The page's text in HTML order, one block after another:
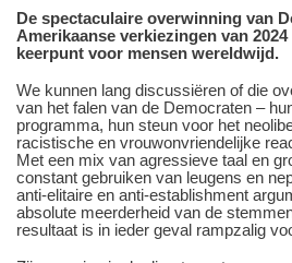
De spectaculaire overwinning van
Amerikaanse verkiezingen van
keerpunt voor mensen wereldwijd.
We kunnen lang discussiëren of die
van het falen van de Democraten –
programma, hun steun voor het
racistische en vrouwonvriendelijke
Met een mix van agressieve taal en
constant gebruiken van leugens en
anti-elitaire en anti-establishment
absolute meerderheid van de
resultaat is in ieder geval rampzalig